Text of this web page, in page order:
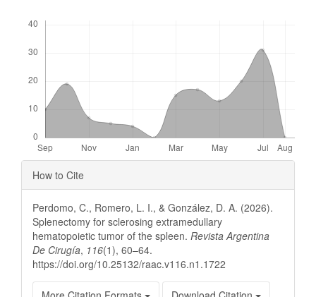
Article
Details
How to Cite
Perdomo, C., Romero, L. I., & González, D. A. (2026).
Splenectomy for sclerosing extramedullary
hematopoietic tumor of the spleen. Revista Argentina
De Cirugía, 116(1), 60–64.
https://doi.org/10.25132/raac.v116.n1.1722